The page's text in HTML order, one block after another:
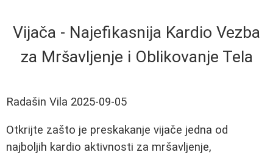
Vijača - Najefikasnija Kardio Vezba
za Mršavljenje i Oblikovanje Tela
Radašin Vila 2025-09-05
Otkrijte zašto je preskakanje vijače jedna od
najboljih kardio aktivnosti za mršavljenje,